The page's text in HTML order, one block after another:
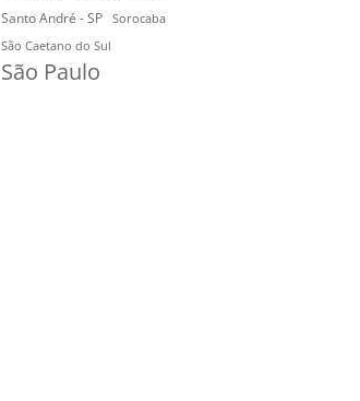
Santo André - SP
Sorocaba
São Caetano do Sul
São Paulo